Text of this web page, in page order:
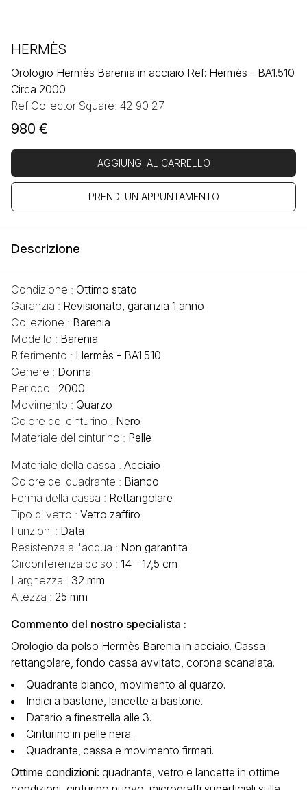
HERMÈS
Orologio Hermès Barenia in acciaio Ref: Hermès - BA1.510
Circa 2000
Ref Collector Square: 42 90 27
980 €
AGGIUNGI AL CARRELLO
PRENDI UN APPUNTAMENTO
Descrizione
Condizione : Ottimo stato
Garanzia : Revisionato, garanzia 1 anno
Collezione : Barenia
Modello : Barenia
Riferimento : Hermès - BA1.510
Genere : Donna
Periodo : 2000
Movimento : Quarzo
Colore del cinturino : Nero
Materiale del cinturino : Pelle
Materiale della cassa : Acciaio
Colore del quadrante : Bianco
Forma della cassa : Rettangolare
Tipo di vetro : Vetro zaffiro
Funzioni : Data
Resistenza all'acqua : Non garantita
Circonferenza polso : 14 - 17,5 cm
Larghezza : 32 mm
Altezza : 25 mm
Commento del nostro specialista :
Orologio da polso Hermès Barenia in acciaio. Cassa
rettangolare, fondo cassa avvitato, corona scanalata.
Quadrante bianco, movimento al quarzo.
Indici a bastone, lancette a bastone.
Datario a finestrella alle 3.
Cinturino in pelle nera.
Quadrante‚ cassa e movimento firmati.
Ottime condizioni: quadrante, vetro e lancette in ottime